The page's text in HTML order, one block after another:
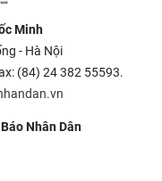
Minh
- Hà Nội
(84) 24 382 55593.
Nhân Dân